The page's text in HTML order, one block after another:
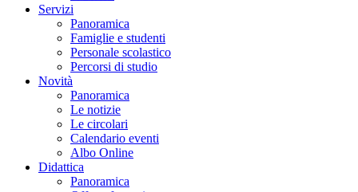
Servizi
Panoramica
Famiglie e studenti
Personale scolastico
Percorsi di studio
Novità
Panoramica
Le notizie
Le circolari
Calendario eventi
Albo Online
Didattica
Panoramica